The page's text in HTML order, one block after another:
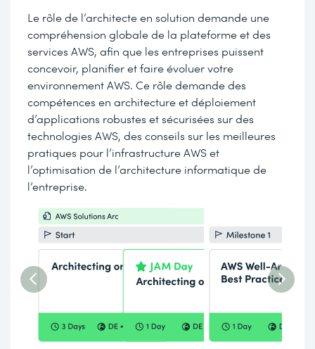
Le rôle de l’architecte en solution demande une
compréhension globale de la plateforme et des
services AWS, afin que les entreprises puissent
concevoir, planifier et faire évoluer votre
environnement AWS. Ce rôle demande des
compétences en architecture et déploiement
d’applications robustes et sécurisées sur des
technologies AWS, des conseils sur les meilleures
pratiques pour l’infrastructure AWS et
l’optimisation de l’architecture informatique de
l’entreprise.